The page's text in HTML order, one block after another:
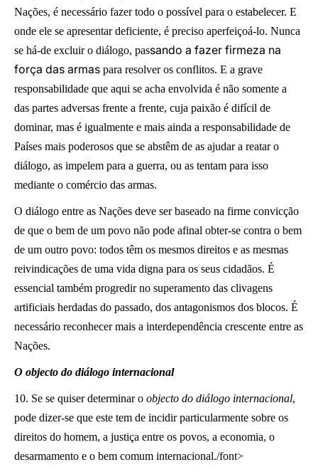
Nações, é necessário fazer todo o possível para o estabelecer. E
onde ele se apresentar deficiente, é preciso aperfeiçoá-lo. Nunca
se há-de excluir o diálogo, passando a fazer firmeza na
força das armas para resolver os conflitos. E a grave
responsabilidade que aqui se acha envolvida é não somente a
das partes adversas frente a frente, cuja paixão é difícil de
dominar, mas é igualmente e mais ainda a responsabilidade de
Países mais poderosos que se abstêm de as ajudar a reatar o
diálogo, as impelem para a guerra, ou as tentam para isso
mediante o comércio das armas.
O diálogo entre as Nações deve ser baseado na firme convicção
de que o bem de um povo não pode afinal obter-se contra o bem
de um outro povo: todos têm os mesmos direitos e as mesmas
reivindicações de uma vida digna para os seus cidadãos. É
essencial também progredir no superamento das clivagens
artificiais herdadas do passado, dos antagonismos dos blocos. É
necessário reconhecer mais a interdependência crescente entre as
Nações.
O objecto do diálogo internacional
10. Se se quiser determinar o objecto do diálogo internacional,
pode dizer-se que este tem de incidir particularmente sobre os
direitos do homem, a justiça entre os povos, a economia, o
desarmamento e o bem comum internacional./font>